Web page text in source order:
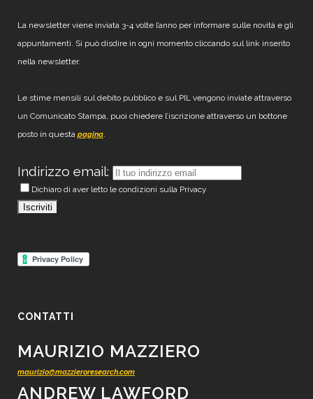
La newsletter viene inviata 3-4 volte l’anno per informare sulle novità e gli
appuntamenti. Si può disdire in ogni momento cliccando sul link inserito
nella newsletter.
Le stime mensili sul debito pubblico e sul PIL vengono inviate attraverso
un Comunicato Stampa, puoi chiedere l’iscrizione attraverso un bottone
posto in questa pagina.
Indirizzo email:
Dichiaro di aver letto le condizioni sulla Privacy
CONTATTI
MAURIZIO MAZZIERO
maurizio@mazzieroresearch.com
ANDREW LAWFORD